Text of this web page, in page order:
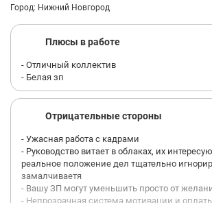
Город: Нижний Новгород
Плюсы в работе
- Отличный коллектив
- Белая зп
Отрицательные стороны
- Ужасная работа с кадрами
- Руководство витает в облаках, их
реальное положение дел тщательно
замалчиваетя
- Вашу ЗП могут уменьшить просто от
- Непрозрачная система мотивации и